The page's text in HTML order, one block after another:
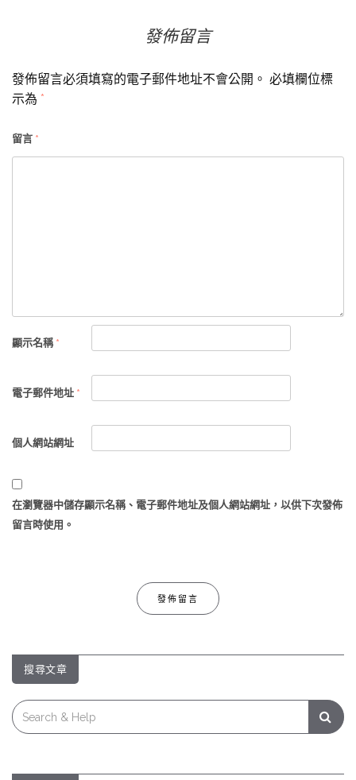
發佈留言
發佈留言必須填寫的電子郵件地址不會公開。 必填欄位標
示為 *
留言 *
顯示名稱 *
電子郵件地址 *
個人網站網址
在瀏覽器中儲存顯示名稱、電子郵件地址及個人網站網址，以供下次發佈
留言時使用。
搜尋文章
Search
for: